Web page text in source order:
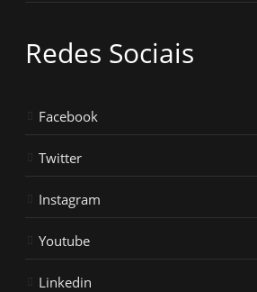
Redes Sociais
Facebook
Twitter
Instagram
Youtube
Linkedin